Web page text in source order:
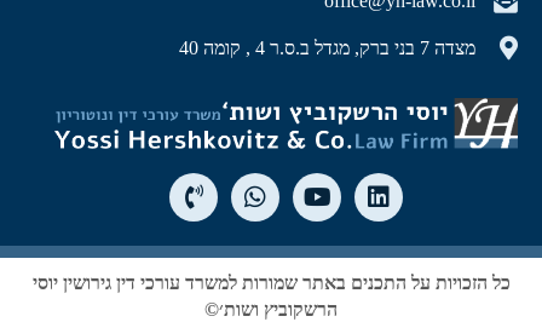
מצדה 7 בני ברק, מגדל ב.ס.ר 4 , קומה 40
כל הזכויות על התכנים באתר שמורות למשרד עורכי דין גירושין יוסי
הרשקוביץ ושות׳©